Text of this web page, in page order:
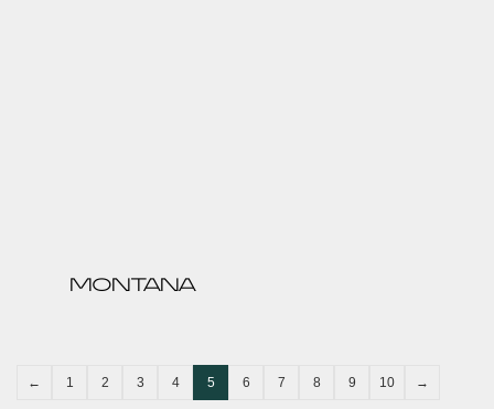
MONTANA
← 1 2 3 4 5 6 7 8 9 10 →